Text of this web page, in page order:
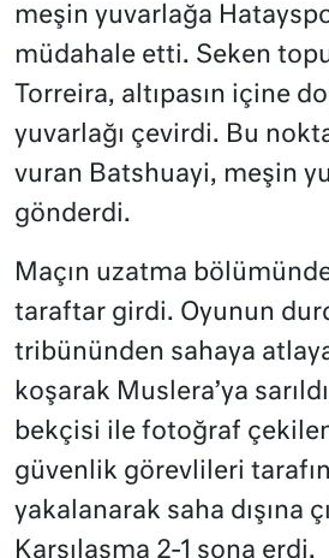
meşin yuvarlağa
müdahale etti. Seken
Torreira, altıpasın içine
yuvarlağı çevirdi. Bu
vuran Batshuayi, meşin
gönderdi.
Maçın uzatma
taraftar girdi. Oyunun
tribününden sahaya
koşarak Muslera’ya
bekçisi ile fotoğraf
güvenlik görevlileri
yakalanarak saha dışına
Karşılaşma 2-1 sona erdi.